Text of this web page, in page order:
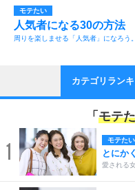
モテたい
人気者になる30の方法
周りを楽しませる「人気者」になろう。
カテゴリラン
「 モテ
1 モテたい
とにか
愛される